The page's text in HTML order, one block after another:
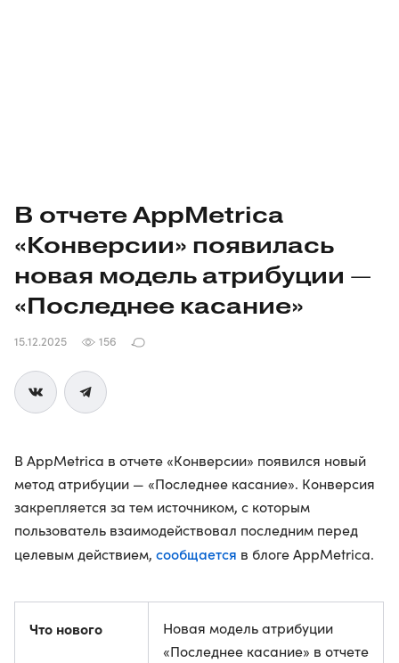
В отчете AppMetrica
«Конверсии» появилась
новая модель атрибуции —
«Последнее касание»
15.12.2025 156
В AppMetrica в отчете «Конверсии» появился новый
метод атрибуции — «Последнее касание». Конверсия
закрепляется за тем источником, с которым
пользователь взаимодействовал последним перед
целевым действием, сообщается в блоге AppMetrica.
Что нового
Новая модель атрибуции
«Последнее касание» в отчете